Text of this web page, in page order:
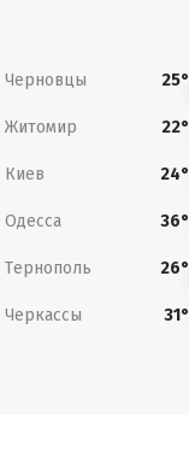
Черновцы 25°
Житомир 22°
Киев 24°
Одесса 36°
Тернополь 26°
Черкассы 31°